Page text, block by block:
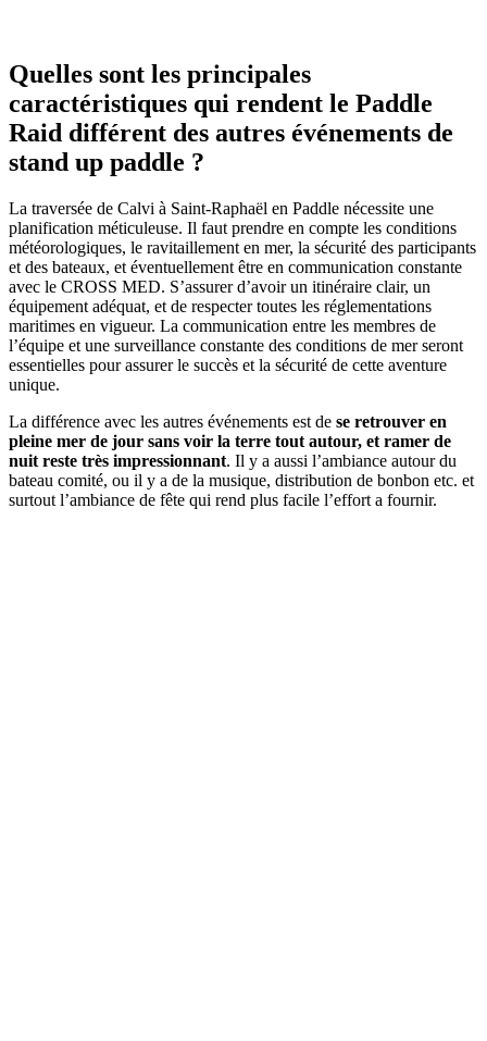
Quelles sont les principales
caractéristiques qui rendent le Paddle
Raid différent des autres événements de
stand up paddle ?
La traversée de Calvi à Saint-Raphaël en Paddle nécessite une
planification méticuleuse. Il faut prendre en compte les conditions
météorologiques, le ravitaillement en mer, la sécurité des participants
et des bateaux, et éventuellement être en communication constante
avec le CROSS MED. S’assurer d’avoir un itinéraire clair, un
équipement adéquat, et de respecter toutes les réglementations
maritimes en vigueur. La communication entre les membres de
l’équipe et une surveillance constante des conditions de mer seront
essentielles pour assurer le succès et la sécurité de cette aventure
unique.
La différence avec les autres événements est de se retrouver en
pleine mer de jour sans voir la terre tout autour, et ramer de
nuit reste très impressionnant. Il y a aussi l’ambiance autour du
bateau comité, ou il y a de la musique, distribution de bonbon etc. et
surtout l’ambiance de fête qui rend plus facile l’effort a fournir.